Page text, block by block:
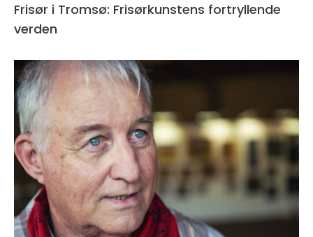
Frisør i Tromsø: Frisørkunstens fortryllende
verden